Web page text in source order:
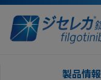
製品情報